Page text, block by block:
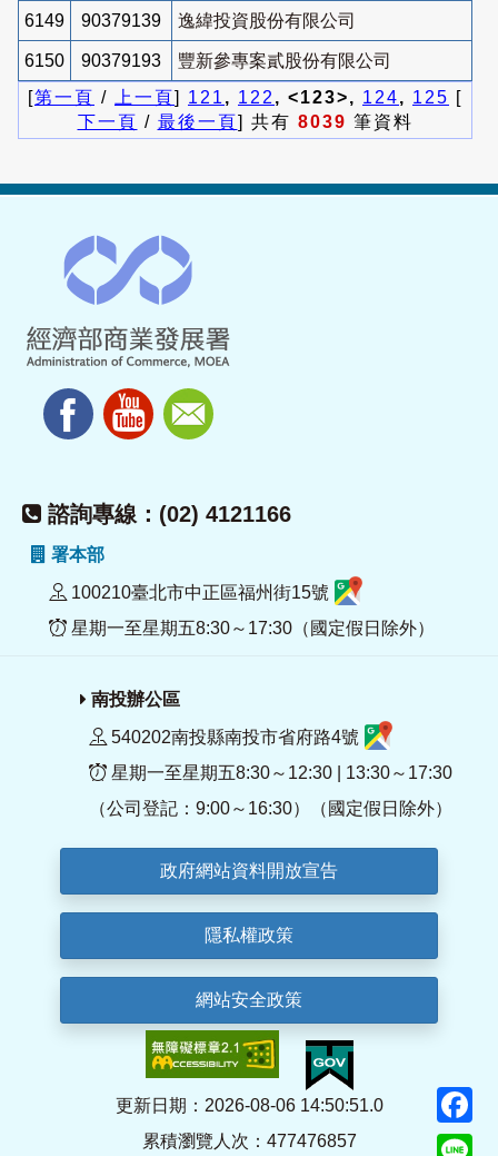
6149 90379139 逸緯投資股份有限公司
6150 90379193
豐新參專案貳股份有限公司
[第一頁 / 上一頁] 121 , 122 , <123>, 124, 125 [
下一頁 / 最後一頁] 共有 8039 筆資料
諮詢專線：(02) 4121166
署本部
100210臺北市中正區福州街15號
星期一至星期五8:30～17:30（國定假日除外）
南投辦公區
540202南投縣南投市省府路4號
星期一至星期五8:30～12:30 | 13:30～17:30
（公司登記：9:00～16:30）（國定假日除外）
政府網站資料開放宣告
隱私權政策
網站安全政策
更新日期：2026-08-06 14:50:51.0
累積瀏覽人次：477476857